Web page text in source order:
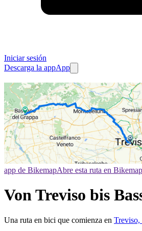
Iniciar sesión
Descarga la appApp
app de BikemapAbre esta ruta en Bikemap
Von Treviso bis
Una ruta en bici que comienza en Treviso,